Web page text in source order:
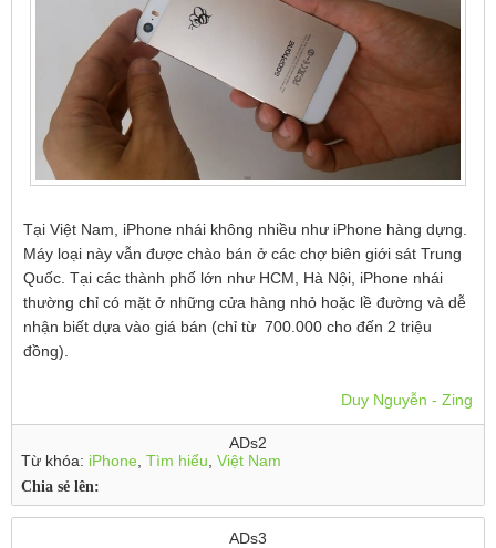
Tại Việt Nam, iPhone nhái không nhiều như iPhone hàng dựng.
Máy loại này vẫn được chào bán ở các chợ biên giới sát Trung
Quốc. Tại các thành phố lớn như HCM, Hà Nội, iPhone nhái
thường chỉ có mặt ở những cửa hàng nhỏ hoặc lề đường và dễ
nhận biết dựa vào giá bán (chỉ từ 700.000 cho đến 2 triệu
đồng).
Duy Nguyễn - Zing
ADs2
Từ khóa: iPhone ,Tìm hiểu ,Việt Nam
Chia sẻ lên:
ADs3